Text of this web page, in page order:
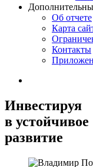
Об отчете
Карта
Контакты
Инвестируя
в устойчивое
развитие